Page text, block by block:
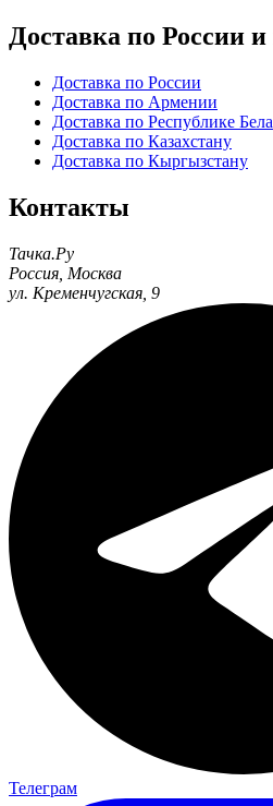
Доставка по России
Доставка по России
Доставка по Армении
Доставка по Республике
Доставка по Казахстану
Доставка по Кыргызстану
Контакты
Тачка.Ру
Россия Москва
ул. Кременчугская, 9
Телеграм